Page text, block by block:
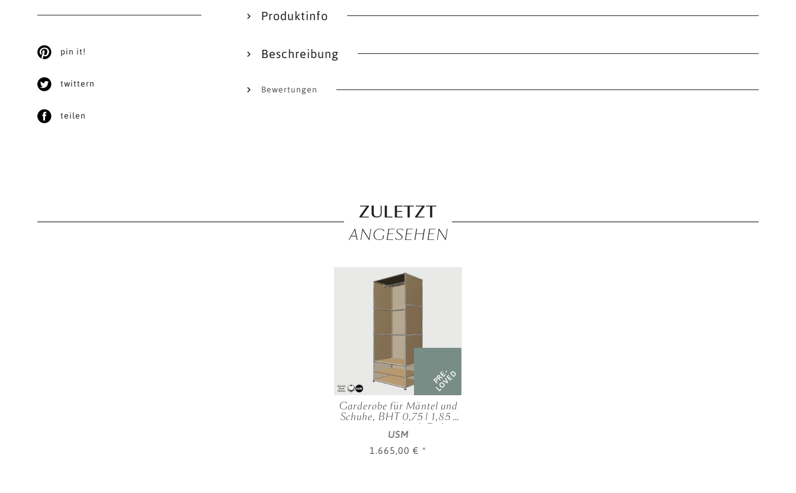
pin it!
twittern
teilen
Produktinfo
Beschreibung
Bewertungen
ZULETZT
ANGESEHEN
PRE-
LOVED
Garderobe für Mäntel und
Schuhe, BHT 0,75 | 1,85 |
0,50 m, verschied. Farben
USM
1.665,00 € *